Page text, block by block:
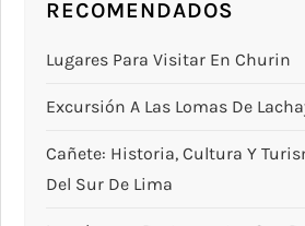
RECOMENDADOS
Lugares Para Visitar En Churin
Excursión A Las Lomas De
Cañete: Historia, Cultura Y
Del Sur De Lima